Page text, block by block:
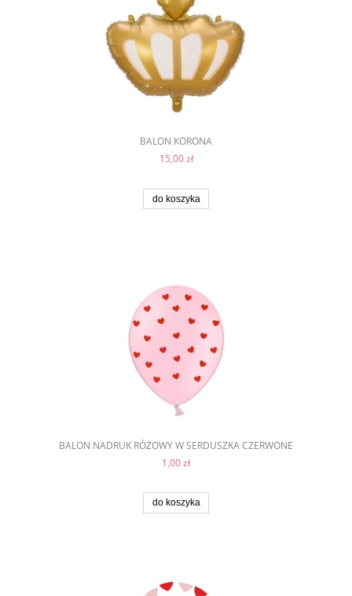
BALON KORONA
15,00 zł
do koszyka
BALON NADRUK RÓŻOWY W SERDUSZKA CZERWONE
1,00 zł
do koszyka